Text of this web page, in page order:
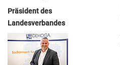
Präsident des
Landesverbandes